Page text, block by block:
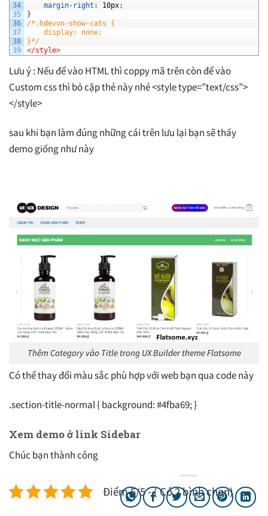
34
35
36
37
38
39
margin-right : 10px;
}
/*.hdevvn-show-cats {
display: none;
}*/
</style>
Lưu ý : Nếu để vào HTML thì coppy mã trên còn để vào
Custom css thì bỏ cặp thẻ này nhé <style type=”text/css”>
</style>
sau khi bạn làm đúng những cái trên lưu lại bạn sẽ thấy
demo giống như này
Thêm Category vào Title trong UX Builder theme Flatsome
Có thể thay đổi màu sắc phù hợp với web bạn qua code này
.section-title-normal { background: #4fba69; }
Xem demo ở link Sidebar
Chúc bạn thành công
Điểm 5/5 - ( Có 2 bình chọn)